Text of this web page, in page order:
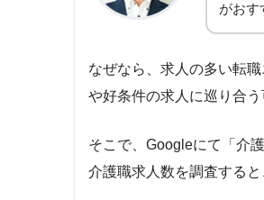
がおす
なぜなら、求人の多い転
や好条件の求人に巡り合
そこで、Googleにて「介
介護職求人数を調査する